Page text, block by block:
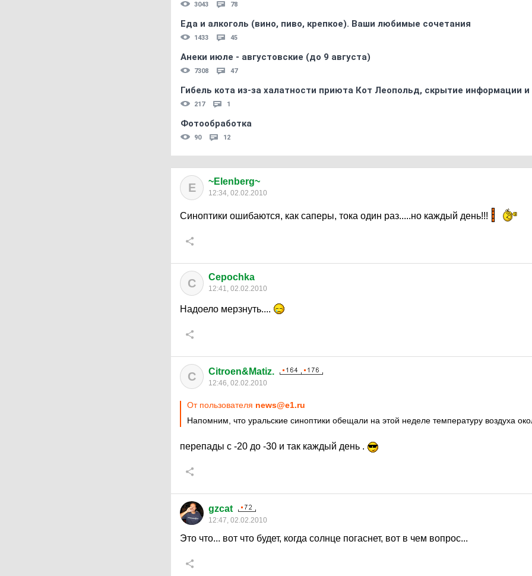
3043 78
Еда и алкоголь (вино, пиво, крепкое). Ваши любимые сочетания
1433 45
Анеки июле - августовские (до 9 августа)
7308 47
Гибель кота из-за халатности приюта Кот Леопольд, скрытиe информации
217 1
Фотообработка
90 12
E ~Elenberg~
12:34, 02.02.2010
Синоптики ошибаются, как саперы, тока один раз.....но каждый день!!!
C Cepochka
12:41, 02.02.2010
Надоело мерзнуть....
C Citroen&Matiz.
12:46, 02.02.2010
От пользователя news@e1.ru
Напомним, что уральские синоптики обещали на этой неделе температуру воздуха
перепады с -20 до -30 и так каждый день .
gzcat
12:47, 02.02.2010
Это что... вот что будет, когда солнце погаснет, вот в чем вопрос...